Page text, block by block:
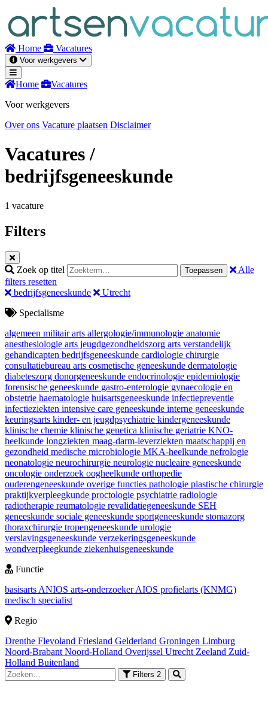
inhoud
Home Vacatures
Voor werkgevers
Home
Vacatures
Voor werkgevers
Over ons Vacature plaatsen Disclaimer
Vacatures/
bedrijfsgeneeskunde
1 vacature
Filters
Zoek op titel Toepassen
Alle
filters resetten
bedrijfsgeneeskunde
Utrecht
Specialisme
algemeen militair arts allergologie/immunologie anatomie
anesthesiologie arts jeugdgezondheidszorg arts verstandelijk
gehandicapten bedrijfsgeneeskunde cardiologie chirurgie
consultatiebureau arts cosmetische geneeskunde dermatologie
diabeteszorg donorgeneeskunde endocrinologie epidemiologie
forensische geneeskunde gastro-enterologie gynaecologie en
obstetrie haematologie huisartsgeneeskunde infectiepreventie
infectieziekten intensive care geneeskunde interne geneeskunde
keuringsarts kinder- en jeugdpsychiatrie kindergeneeskunde
klinische chemie klinische genetica klinische geriatrie KNO-
heelkunde longziekten maag-darm-leverziekten maatschappij en
gezondheid medische microbiologie MKA-heelkunde nefrologie
neonatologie neurochirurgie neurologie nucleaire geneeskunde
oncologie onderzoek oogheelkunde orthopedie
ouderengeneeskunde overige functies pathologie plastische chirurgie
praktijkverpleegkunde proctologie psychiatrie radiologie
radiotherapie reumatologie revalidatiegeneeskunde SEH
geneeskunde sociale geneeskunde sportgeneeskunde stomazorg
thoraxchirurgie tropengeneeskunde urologie
verslavingsgeneeskunde verzekeringsgeneeskunde
wondverpleegkunde ziekenhuisgeneeskunde
Functie
basisarts ANIOS arts-onderzoekerAIOS profielarts (KNMG)
medisch specialist
Regio
Drenthe Flevoland Friesland Gelderland Groningen Limburg
Noord-Brabant Noord-Holland Overijssel Utrecht Zeeland Zuid-
Holland Buitenland
Filters 2